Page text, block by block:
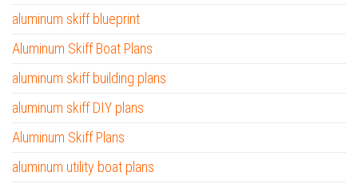
aluminum skiff blueprint
Aluminum Skiff Boat Plans
aluminum skiff building plans
aluminum skiff DIY plans
Aluminum Skiff Plans
aluminum utility boat plans